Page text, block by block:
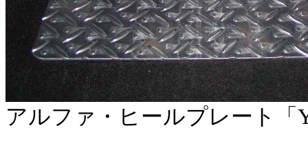
アルファ・ヒールプレート「